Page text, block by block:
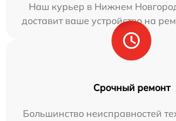
Наш курьер в Нижнем
доставит ваше устройство на
Срочный ремонт
Большинство неисправностей